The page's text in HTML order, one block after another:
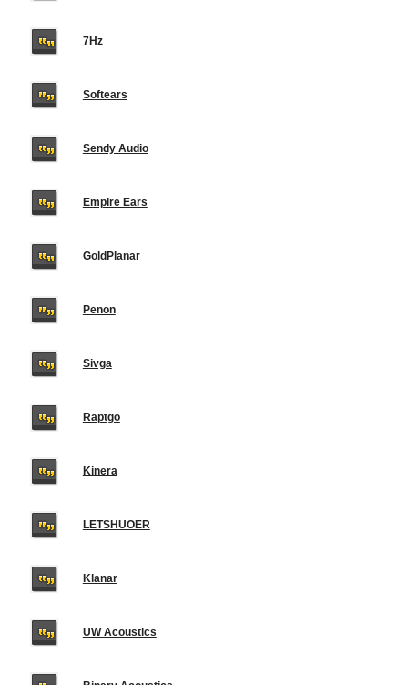
7Hz
Softears
Sendy Audio
Empire Ears
GoldPlanar
Penon
Sivga
Raptgo
Kinera
LETSHUOER
Klanar
UW Acoustics